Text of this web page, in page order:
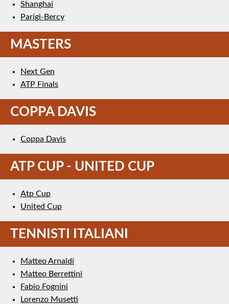
Shanghai
Parigi-Bercy
MASTERS
Next Gen
ATP Finals
COPPA DAVIS
Coppa Davis
ATP CUP - UNITED CUP
Atp Cup
United Cup
TENNISTI ITALIANI
Matteo Arnaldi
Matteo Berrettini
Fabio Fognini
Lorenzo Musetti